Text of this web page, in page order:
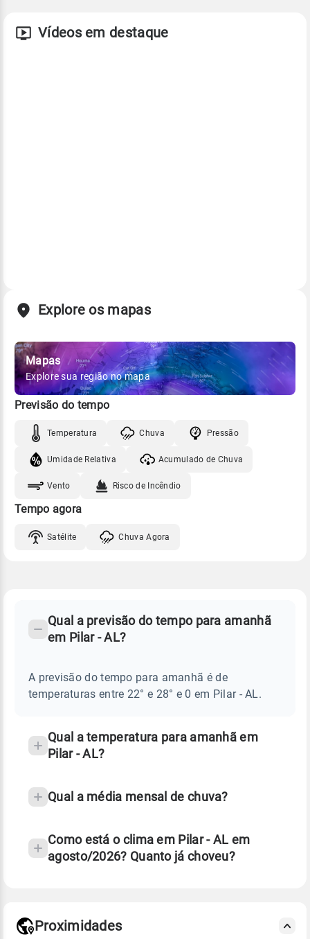
Vídeos em destaque
Explore os mapas
Mapas
Explore sua região no mapa
Previsão do tempo
Temperatura Chuva Pressão
Umidade Relativa Acumulado de Chuva
Vento Risco de Incêndio
Tempo agora
Satélite Chuva Agora
Perguntas
sobre
chuva
temperatura
Qual a previsão do tempo para amanhã
em Pilar - AL?
A previsão do tempo para amanhã é de
temperaturas entre 22° e 28° e 0 em Pilar - AL.
Qual a temperatura para amanhã em
Pilar - AL?
Qual a média mensal de chuva?
Como está o clima em Pilar - AL em
agosto/2026? Quanto já choveu?
Proximidades